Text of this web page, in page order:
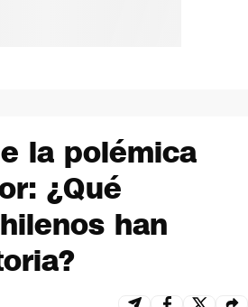
la polémica
¿Qué
han